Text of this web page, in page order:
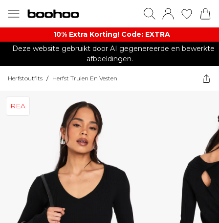
10% Extra Korting! Code: EXTRA​
Deze website gebruikt door AI gegenereerde en bewerkte
afbeeldingen.
Herfstoutfits / Herfst Truien En Vesten
REA